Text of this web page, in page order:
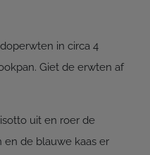
in circa 4
Giet de erwten af
uit en roer de
de blauwe kaas er